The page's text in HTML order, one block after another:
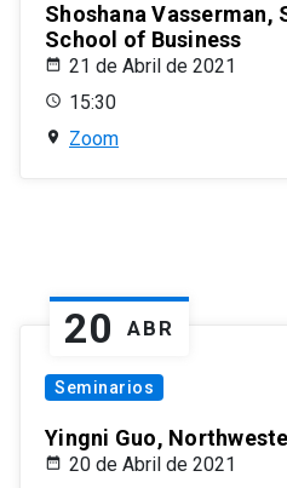
Shoshana
School of Business
21 de Abril de 2021
15:30
Zoom
20 ABR
Seminarios
Yingni Guo,
20 de Abril de 2021